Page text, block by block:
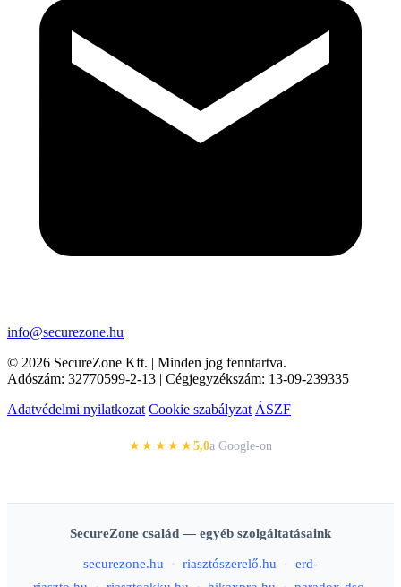
info@securezone.hu
© 2026 SecureZone Kft. | Minden jog fenntartva.
Adószám: 32770599-2-13 | Cégjegyzékszám: 13-09-239335
Adatvédelmi nyilatkozat Cookie szabályzat ÁSZF
★★★★★5,0a Google-on
SecureZone család — egyéb szolgáltatásaink
securezone.hu · riasztószerelő.hu ·
erd-